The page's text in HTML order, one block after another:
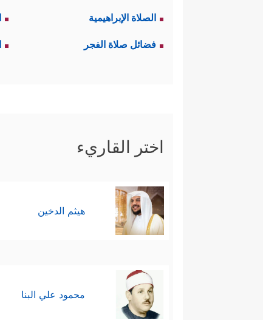
الصلاة الإبراهيمية
فضائل صلاة الفجر
اختر القاريء
هيثم الدخين
محمود علي البنا